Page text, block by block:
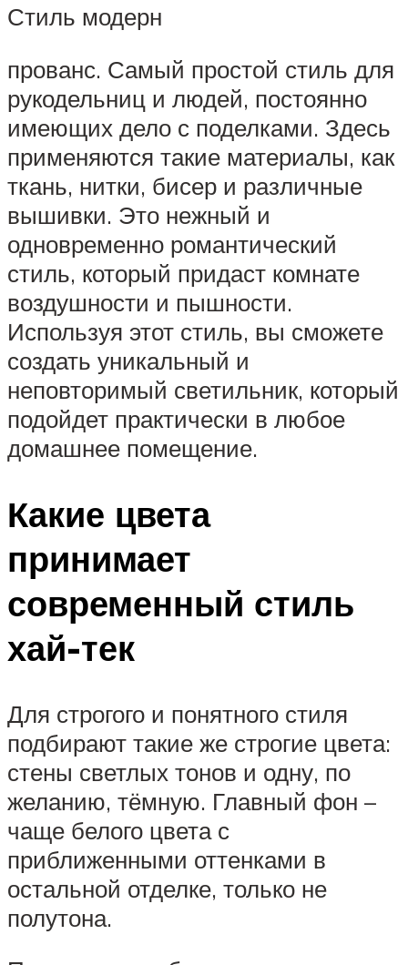
Стиль модерн
прованс. Самый простой стиль для
рукодельниц и людей, постоянно
имеющих дело с поделками. Здесь
применяются такие материалы, как
ткань, нитки, бисер и различные
вышивки. Это нежный и
одновременно романтический
стиль, который придаст комнате
воздушности и пышности.
Используя этот стиль, вы сможете
создать уникальный и
неповторимый светильник, который
подойдет практически в любое
домашнее помещение.
Какие цвета
принимает
современный стиль
хай-тек
Для строгого и понятного стиля
подбирают такие же строгие цвета:
стены светлых тонов и одну, по
желанию, тёмную. Главный фон –
чаще белого цвета с
приближенными оттенками в
остальной отделке, только не
полутона.